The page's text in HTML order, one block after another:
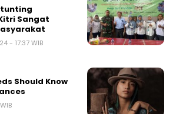
Sangat
- 17:37 WIB
Should Know